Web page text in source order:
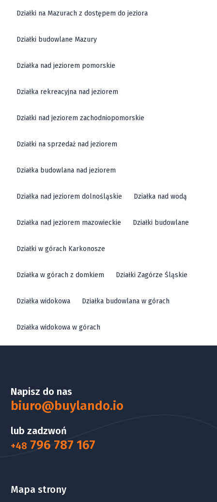
Działki na Mazurach z dostępem do jeziora
Działki budowlane Mazury
Działka nad jeziorem pomorskie
Działka rekreacyjna nad jeziorem
Działki nad jeziorem zachodniopomorskie
Działki na sprzedaż nad jeziorem
Działka budowlana nad jeziorem
Działka nad jeziorem dolnośląskie Działka nad wodą
Działka nad jeziorem mazowieckie Działki budowlane
Działki w górach Karkonosze
Działka w górach z domkiem Działki Zagórze Śląskie
Działka widokowa Działka budowlana w górach
Działka widokowa w górach
Napisz do nas
biuro@buylando.io
lub zadzwoń
+48 796 787 167
Mapa strony